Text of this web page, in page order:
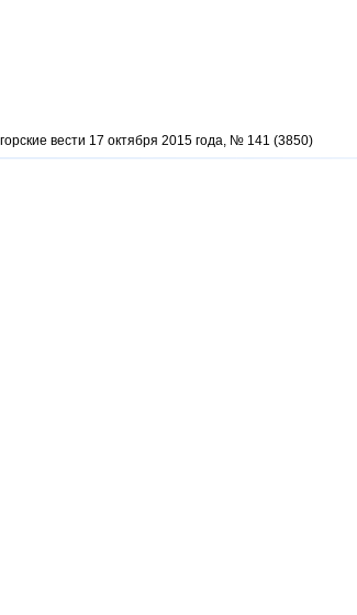
вести 17 октября 2015 года, № 141 (3850)